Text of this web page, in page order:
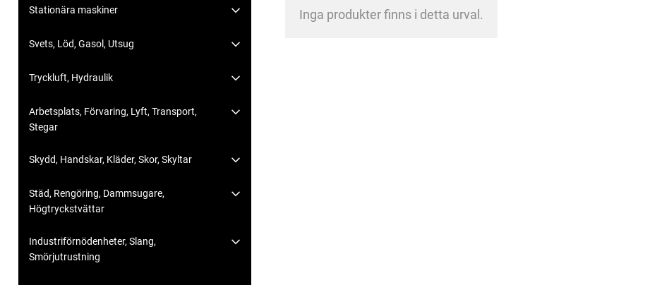
Stationära maskiner
Svets, Löd, Gasol, Utsug
Tryckluft, Hydraulik
Arbetsplats, Förvaring, Lyft, Transport,
Stegar
Skydd, Handskar, Kläder, Skor, Skyltar
Städ, Rengöring, Dammsugare,
Högtryckstvättar
Industriförnödenheter, Slang,
Smörjutrustning
Inga produkter finns i detta urval.